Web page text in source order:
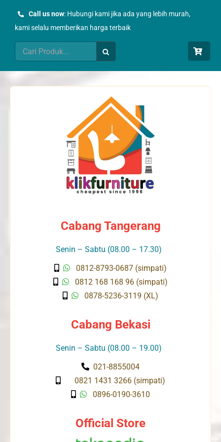
Call us now: Hubungi kami jika ada yang lebih murah,
kami selalu memberikan harga terbaik
Search
for:
Cabang Tangerang
Senin – Sabtu (08.00 – 17.30)
0812-8793-0687 (simpati)
0812 168 168 96 (simpati)
0878-5236-3119 (XL)
Cabang Bekasi
Senin – Sabtu (08.00 – 19.00)
021-8855004
0821 1431 3266 (simpati)
0896-0190-3610
Official Store